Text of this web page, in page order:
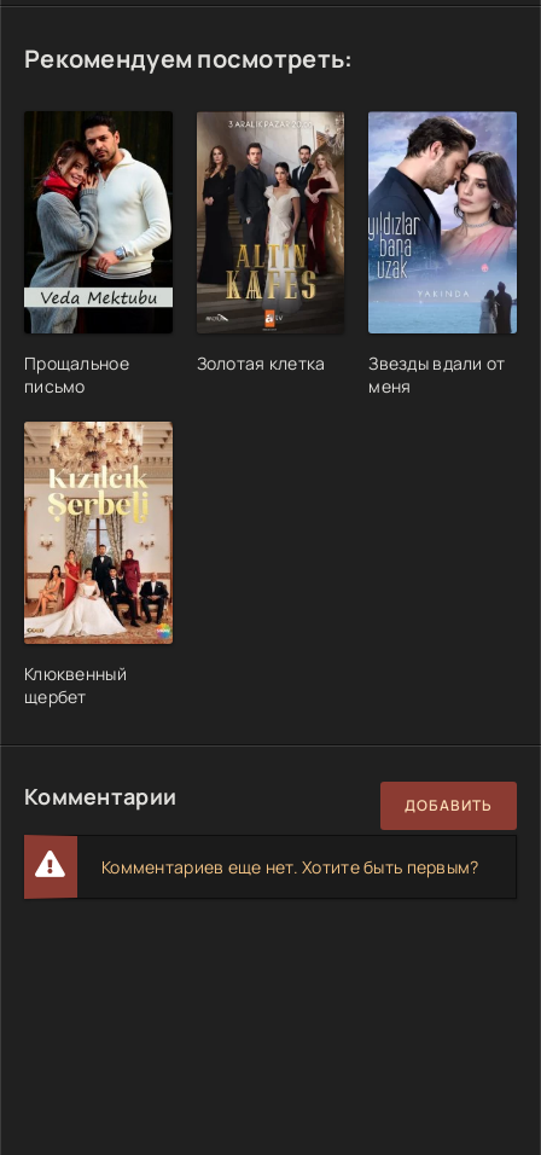
Рекомендуем посмотреть:
Прощальное
письмо
Золотая клетка
Звезды вдали от
меня
Клюквенный
щербет
Комментарии ДОБАВИТЬ
Комментариев еще нет. Хотите быть первым?